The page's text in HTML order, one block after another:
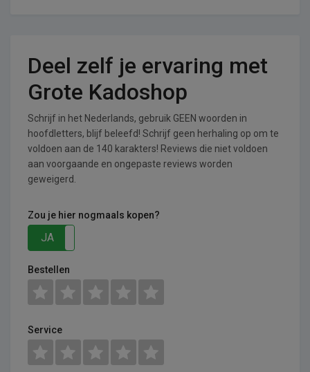
Deel zelf je ervaring met
Grote Kadoshop
Schrijf in het Nederlands, gebruik GEEN woorden in
hoofdletters, blijf beleefd! Schrijf geen herhaling op om te
voldoen aan de 140 karakters! Reviews die niet voldoen
aan voorgaande en ongepaste reviews worden
geweigerd.
Zou je hier nogmaals kopen?
JA
Bestellen
Service